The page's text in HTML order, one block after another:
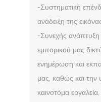
-Συστηματική
ανάδειξη της
-Συνεχής ανάπτυξη
εμπορικού μας
ενημέρωση και
μας, καθώς και την
καινοτόμα